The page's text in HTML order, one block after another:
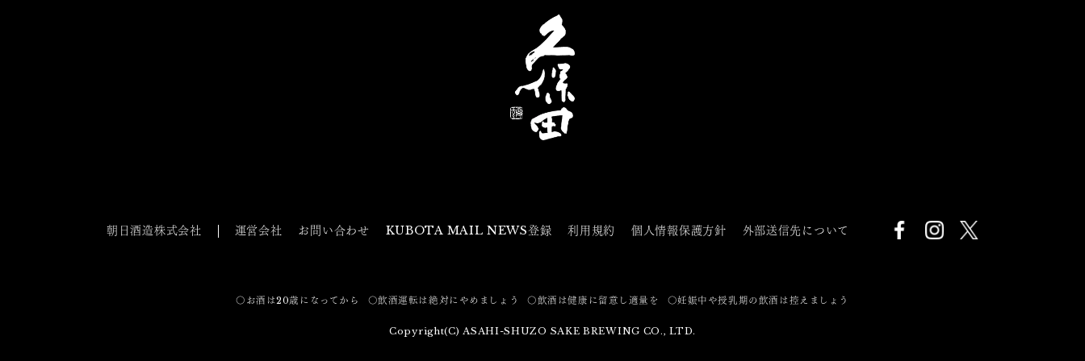
朝日酒造株式会社 運営会社 お問い合わせ KUBOTA MAIL NEWS登録 利用規約 個人情報保護方針 外部送信先について
〇お酒は20歳になってから 〇飲酒運転は絶対にやめましょう 〇飲酒は健康に留意し適量を 〇妊娠中や授乳期の飲酒は控えましょう
Copyright(C) ASAHI-SHUZO SAKE BREWING CO., LTD.